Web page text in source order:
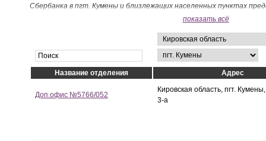
Сбербанка в пгт. Кумены и близлежащих населенных пунктах
показать всё
Название отделения Адрес
Доп.офис №5766/052
Кировская область, пгт.
3-а